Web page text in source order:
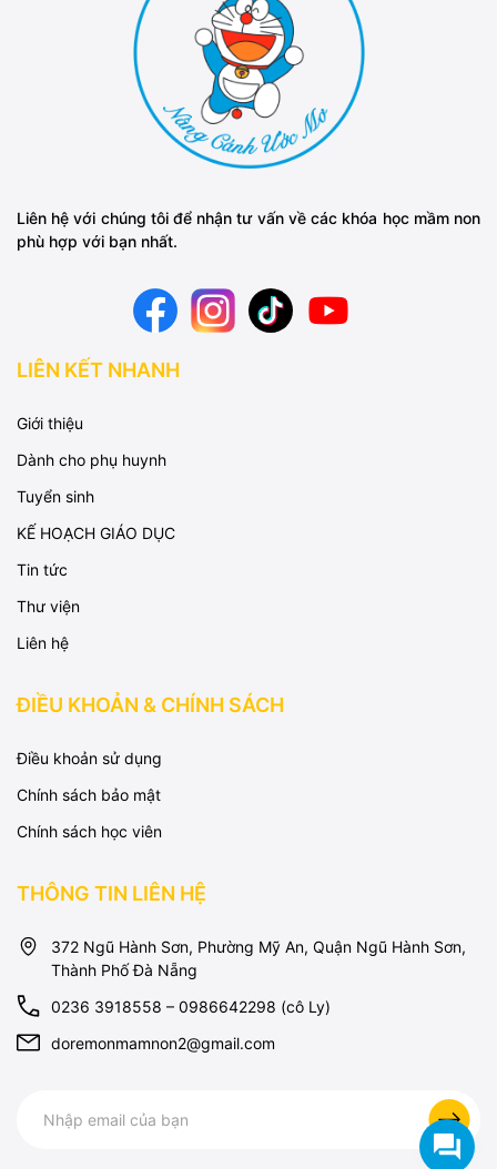
Liên hệ với chúng tôi để nhận tư vấn về các khóa học mầm non
phù hợp với bạn nhất.
LIÊN KẾT NHANH
Giới thiệu
Dành cho phụ huynh
Tuyển sinh
KẾ HOẠCH GIÁO DỤC
Tin tức
Thư viện
Liên hệ
ĐIỀU KHOẢN & CHÍNH SÁCH
Điều khoản sử dụng
Chính sách bảo mật
Chính sách học viên
THÔNG TIN LIÊN HỆ
372 Ngũ Hành Sơn, Phường Mỹ An, Quận Ngũ Hành Sơn,
Thành Phố Đà Nẵng
0236 3918558 – 0986642298 (cô Ly)
doremonmamnon2@gmail.com